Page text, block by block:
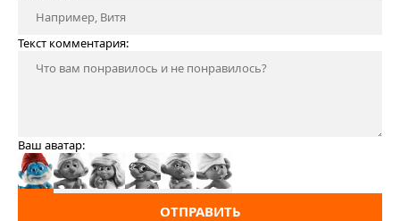
Текст комментария:
Ваш аватар:
ОТПРАВИТЬ